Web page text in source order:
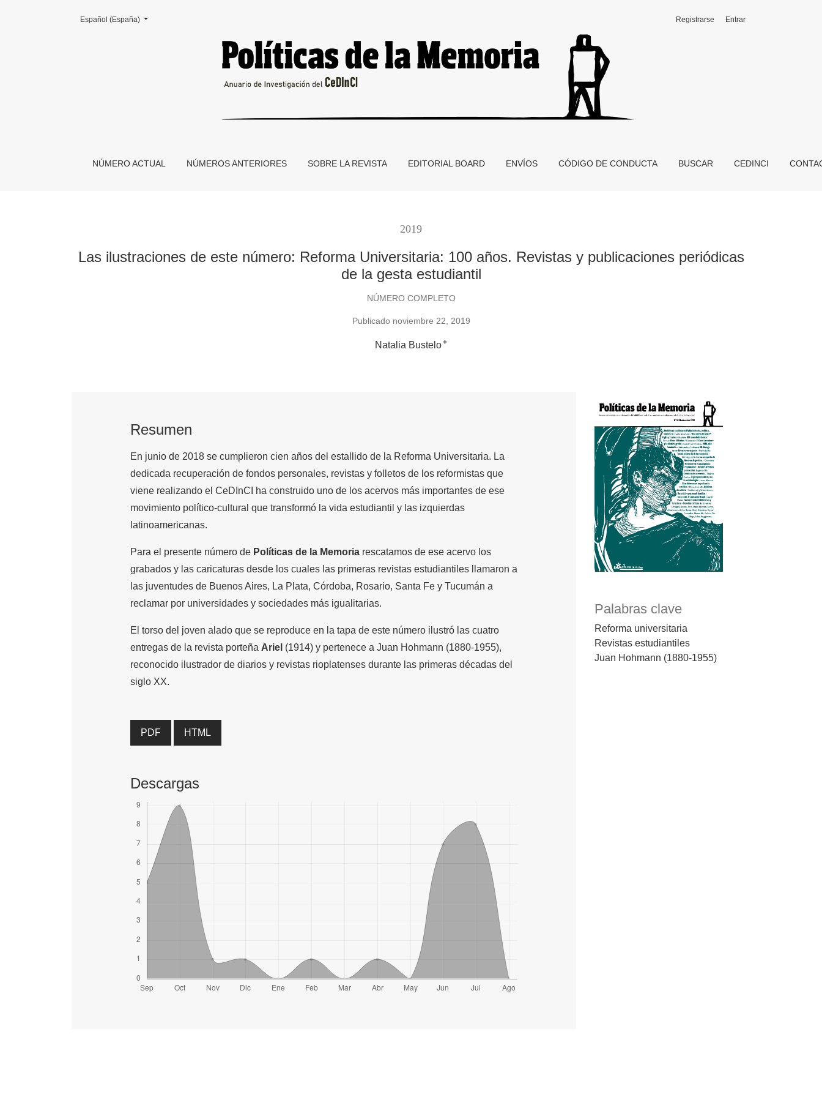
Las ilustraciones de este número
NÚMERO ACTUAL NÚMEROS ANTERIORES SOBRE LA REVISTA EDITORIAL BOARD ENVÍOS CÓDIGO DE CONDUCTA BUSCAR CEDINCI
Registrarse Entrar
Cambiar el idioma. El actual es:
Español (España)
2019
Las ilustraciones de este número: Reforma Universitaria: 100 años. Revistas y publicaciones periódicas
de la gesta estudiantil
NÚMERO COMPLETO
Publicado noviembre 22, 2019
Natalia Bustelo+
Palabras clave
Reforma universitaria
Revistas estudiantiles
Juan Hohmann (1880-1955)
Resumen
En junio de 2018 se cumplieron cien años del estallido de la Reforma Universitaria. La
dedicada recuperación de fondos personales, revistas y folletos de los reformistas que
viene realizando el CeDInCI ha construido uno de los acervos más importantes de ese
movimiento político-cultural que transformó la vida estudiantil y las izquierdas
latinoamericanas.
Para el presente número de Políticas de la Memoria rescatamos de ese acervo los
grabados y las caricaturas desde los cuales las primeras revistas estudiantiles llamaron a
las juventudes de Buenos Aires, La Plata, Córdoba, Rosario, Santa Fe y Tucumán a
reclamar por universidades y sociedades más igualitarias.
El torso del joven alado que se reproduce en la tapa de este número ilustró las cuatro
entregas de la revista porteña Ariel (1914) y pertenece a Juan Hohmann (1880-1955),
reconocido ilustrador de diarios y revistas rioplatenses durante las primeras décadas del
siglo XX.
PDF HTML
Descargas